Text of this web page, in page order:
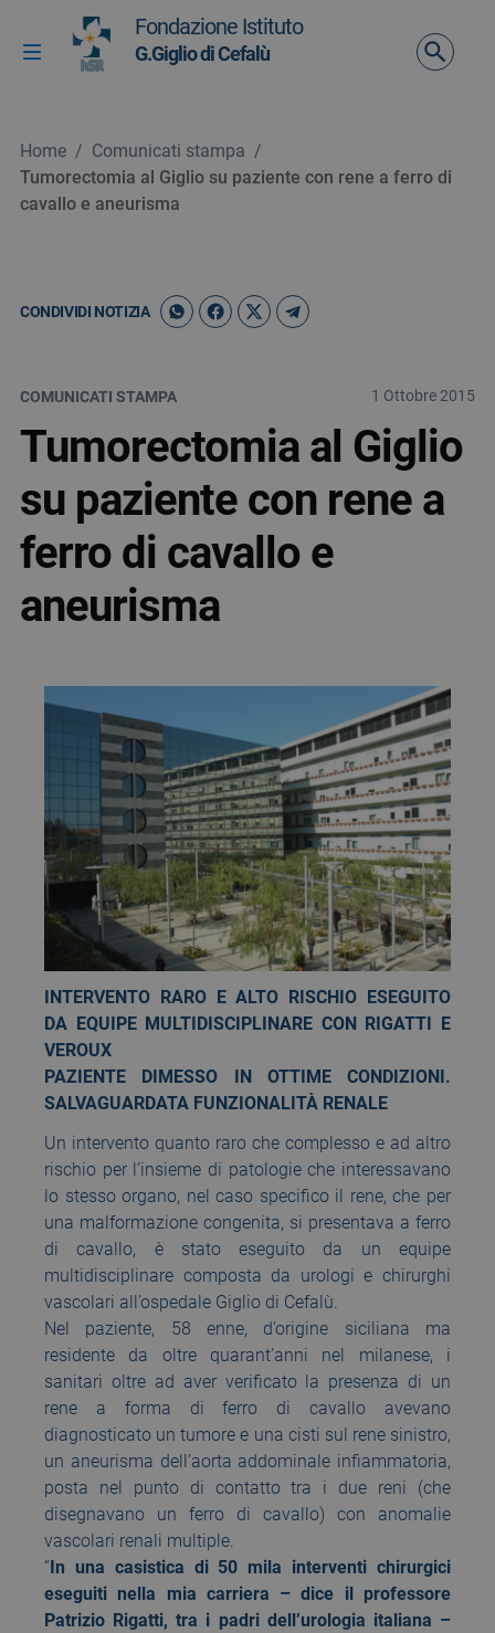
Vai ai contenuti
Vai al menu di navigazione
Vai al footer
Attiva / disattiva la navigazione
Fondazione Istituto
G.Giglio di Cefalù
Home / Comunicati stampa /
Tumorectomia al Giglio su paziente con rene a ferro di
cavallo e aneurisma
CONDIVIDI NOTIZIA
COMUNICATI STAMPA 1 Ottobre 2015
Tumorectomia al Giglio
su paziente con rene a
ferro di cavallo e
aneurisma
INTERVENTO RARO E ALTO RISCHIO ESEGUITO
DA EQUIPE MULTIDISCIPLINARE CON RIGATTI E
VEROUX
PAZIENTE DIMESSO IN OTTIME CONDIZIONI.
SALVAGUARDATA FUNZIONALITÀ RENALE
Un intervento quanto raro che complesso e ad altro
rischio per l’insieme di patologie che interessavano
lo stesso organo, nel caso specifico il rene, che per
una malformazione congenita, si presentava a ferro
di cavallo, è stato eseguito da un equipe
multidisciplinare composta da urologi e chirurghi
vascolari all’ospedale Giglio di Cefalù.
Nel paziente, 58 enne, d’origine siciliana ma
residente da oltre quarant’anni nel milanese, i
sanitari oltre ad aver verificato la presenza di un
rene a forma di ferro di cavallo avevano
diagnosticato un tumore e una cisti sul rene sinistro,
un aneurisma dell’aorta addominale infiammatoria,
posta nel punto di contatto tra i due reni (che
disegnavano un ferro di cavallo) con anomalie
vascolari renali multiple.
“In una casistica di 50 mila interventi chirurgici
eseguiti nella mia carriera – dice il professore
Patrizio Rigatti, tra i padri dell’urologia italiana –